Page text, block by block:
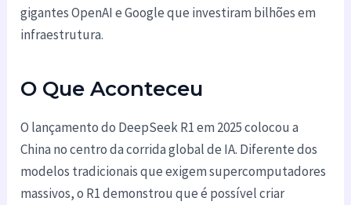
gigantes OpenAI e Google que investiram bilhões em
infraestrutura.
O Que Aconteceu
O lançamento do DeepSeek R1 em 2025 colocou a
China no centro da corrida global de IA. Diferente dos
modelos tradicionais que exigem supercomputadores
massivos, o R1 demonstrou que é possível criar